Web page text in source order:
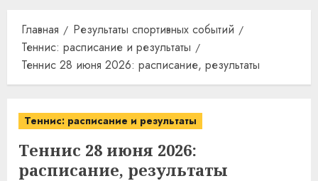
Главная
Результаты спортивных событий
Теннис: расписание и результаты
Теннис 28 июня 2026: расписание, результаты
Теннис: расписание и результаты
Теннис 28 июня 2026:
расписание, результаты